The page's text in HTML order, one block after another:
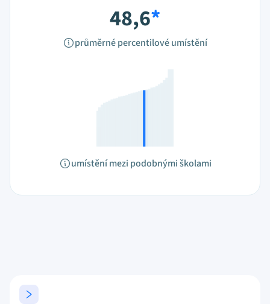
48,6*
průměrné percentilové umístění
umístění mezi podobnými školami